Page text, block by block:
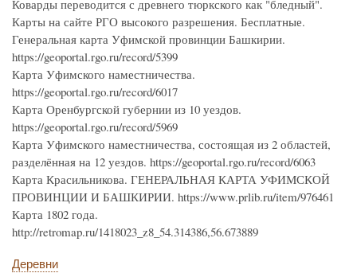
Коварды переводится с древнего тюркского как "бледный".
Карты на сайте РГО высокого разрешения. Бесплатные.
Генеральная карта Уфимской провинции Башкирии.
https://geoportal.rgo.ru/record/5399
Карта Уфимского наместничества.
https://geoportal.rgo.ru/record/6017
Карта Оренбургской губернии из 10 уездов.
https://geoportal.rgo.ru/record/5969
Карта Уфимского наместничества, состоящая из 2 областей,
разделённая на 12 уездов. https://geoportal.rgo.ru/record/6063
Карта Красильникова. ГЕНЕРАЛЬНАЯ КАРТА УФИМСКОЙ
ПРОВИНЦИИ И БАШКИРИИ. https://www.prlib.ru/item/976461
Карта 1802 года.
http://retromap.ru/1418023_z8_54.314386,56.673889
Деревни